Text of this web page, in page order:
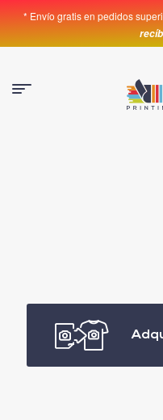
* Envío gratis en pedidos